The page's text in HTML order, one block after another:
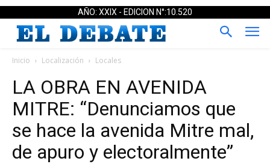
AÑO: XXIX - EDICION N°:10.520
Inicio Localización Locales
LA OBRA EN AVENIDA
MITRE: “Denunciamos que
se hace la avenida Mitre mal,
de apuro y electoralmente”